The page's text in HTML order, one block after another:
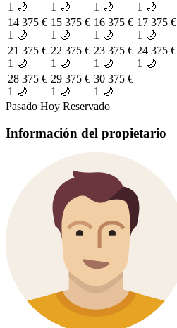
1 🌙
1 🌙
1 🌙
1 🌙
14 375 €
1 🌙
15 375 €
1 🌙
16 375 €
1 🌙
17 375 €
1 🌙
21 375 €
1 🌙
22 375 €
1 🌙
23 375 €
1 🌙
24 375 €
1 🌙
28 375 €
1 🌙
29 375 €
1 🌙
30 375 €
1 🌙
Pasado Hoy Reservado
Información del propietario